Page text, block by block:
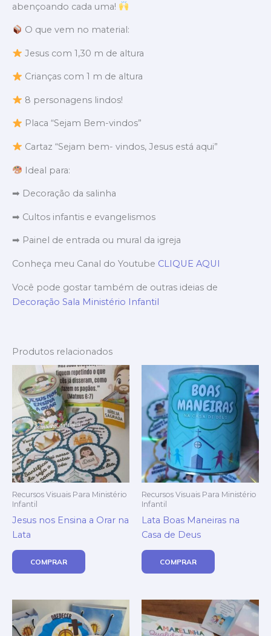
abençoando cada uma!
O que vem no material:
Jesus com 1,30 m de altura
Crianças com 1 m de altura
8 personagens lindos!
Placa “Sejam Bem-vindos”
Cartaz “Sejam bem- vindos, Jesus está aqui”
Ideal para:
➡ Decoração da salinha
➡ Cultos infantis e evangelismos
➡ Painel de entrada ou mural da igreja
Conheça meu Canal do Youtube CLIQUE AQUI
Você pode gostar também de outras ideias de
Decoração Sala Ministério Infantil
Produtos relacionados
Recursos Visuais Para Ministério
Infantil
Jesus nos Ensina a Orar na
Lata
COMPRAR
Recursos Visuais Para Ministério
Infantil
Lata Boas Maneiras na
Casa de Deus
COMPRAR